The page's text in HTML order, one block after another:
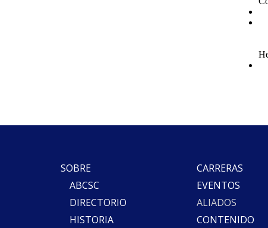
SOBRE
ABCSC
DIRECTORIO
HISTORIA
CARRERAS
EVENTOS
ALIADOS
CONTENIDO